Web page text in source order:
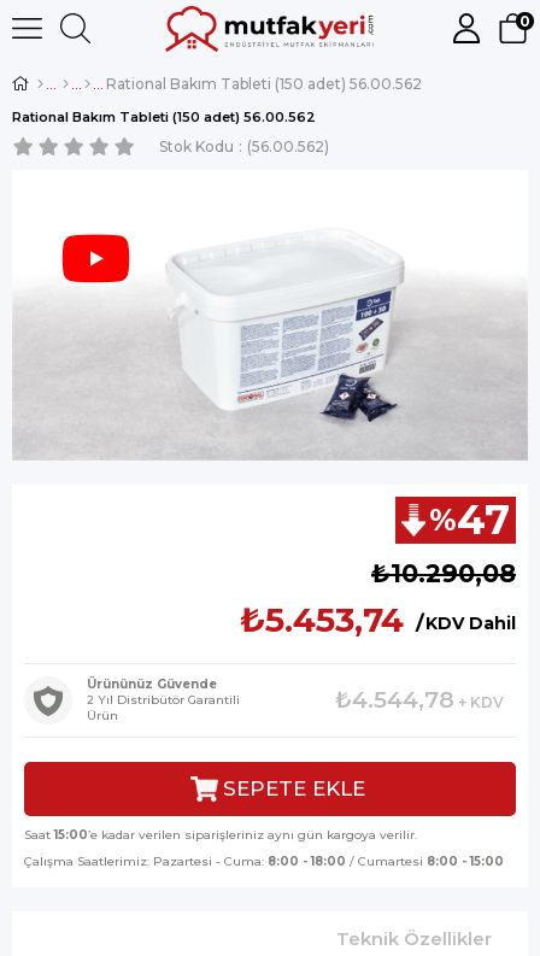
0
Rational Bakım Tableti (150 adet) 56.00.562
Rational Bakım Tableti (150 adet) 56.00.562
Stok Kodu (56.00.562)
%47
İndirim
₺10.290,08
KDV Dahil
₺5.453,74
Ürününüz Güvende
2 Yıl Distribütör Garantili
Ürün
₺4.544,78 + KDV
Saat15:00’e kadar verilen siparişleriniz aynı gün kargoya verilir.
Çalışma Saatlerimiz: Pazartesi - Cuma: 8:00 - 18:00 / Cumartesi 8:00 - 15:00
Teknik Özellikler